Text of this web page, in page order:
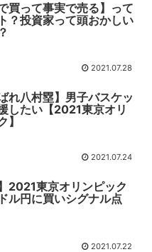
買って事実で売る】って
？投資家って頭おかしい
2021.07.28
れ八村塁】男子バスケッ
したい【2021東京オリ
】
2021.07.24
】2021東京オリンピック
ル円に買いシグナル点
2021.07.22